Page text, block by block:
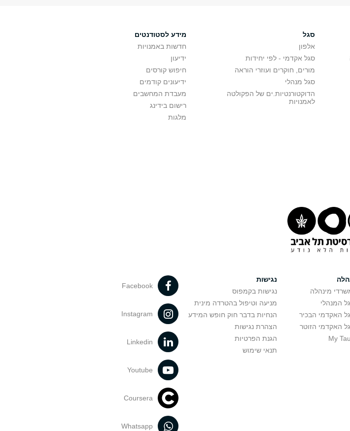
סגל
אלפון
סגל אקדמי - לפי יחידות
מורים, חוקרים ועוזרי הוראה
סגל מנהלי
הדוקטורנטיות.ים של הפקולטה
לאמנויות
מידע לסטודנטים
חדשות באמנויות
ידיעון
חיפוש קורסים
ידיעונים קודמים
מעבדת המחשבים
רישום בידינג
מלגות
מינהלה
המנהלי
האקדמי הבכיר
האקדמי הזוטר
נגישות
נגישות בקמפוס
מניעה וטיפול בהטרדה מינית
הנחיות בדבר חוק חופש המידע
הצהרת נגישות
הגנת הפרטיות
תנאי שימוש
Facebook
Instagram
Linkedin
Youtube
Coursera
Whatsapp